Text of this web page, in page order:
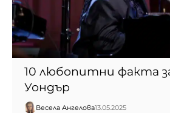
10 любопитни факта
Уондър
Весела Ангелова13.05.2025